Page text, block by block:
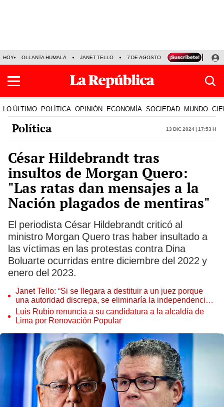
HOY OLLANTA HUMALA JANET TELLO 7 DE AGOSTO TINKA RESULTADOS
LO ÚLTIMO POLÍTICA OPINIÓN ECONOMÍA SOCIEDAD MUNDO
Política 13 Dic 2024 | 17:53 h
César Hildebrandt tras
insultos de Morgan Quero:
"Las ratas dan mensajes a la
Nación plagados de mentiras"
El periodista César Hildebrandt criticó al
ministro Morgan Quero tras haber insultado a
las víctimas en las protestas contra Dina
Boluarte ocurridas entre diciembre del 2022 y
enero del 2023.
Janet Tello: “Si se llegara a destituir a un juez porque
una autoridad discrepa, se eliminaría la independencia
judicial”
Luis Rubio renuncia a su candidatura a la alcaldía de
Lima por Renovación Popular